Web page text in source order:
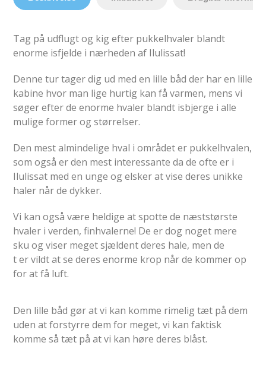
Tag på udflugt og kig efter pukkelhvaler blandt
enorme isfjelde i nærheden af Ilulissat!
Denne tur tager dig ud med en lille båd der har en lille
kabine hvor man lige hurtig kan få varmen, mens vi
søger efter de enorme hvaler blandt isbjerge i alle
mulige former og størrelser.
Den mest almindelige hval i området er pukkelhvalen,
som også er den mest interessante da de ofte er i
Ilulissat med en unge og elsker at vise deres unikke
haler når de dykker.
Vi kan også være heldige at spotte de næststørste
hvaler i verden, finhvalerne! De er dog noget mere
sku og viser meget sjældent deres hale, men de
t er vildt at se deres enorme krop når de kommer op
for at få luft.
Den lille båd gør at vi kan komme rimelig tæt på dem
uden at forstyrre dem for meget, vi kan faktisk
komme så tæt på at vi kan høre deres blåst.